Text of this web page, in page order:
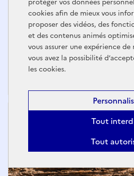
protéger vos données
cookies afin de mieux vous
proposer des vidéos, des
et des contenus animés
vous assurer une expérience
vous avez la possibilité
les cookies.
Tout
Tout
technologie au cycle 3
Les ressources et outils mis à
page visent à soutenir
et de la technologie au cycle 3.